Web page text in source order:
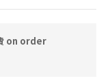
on order